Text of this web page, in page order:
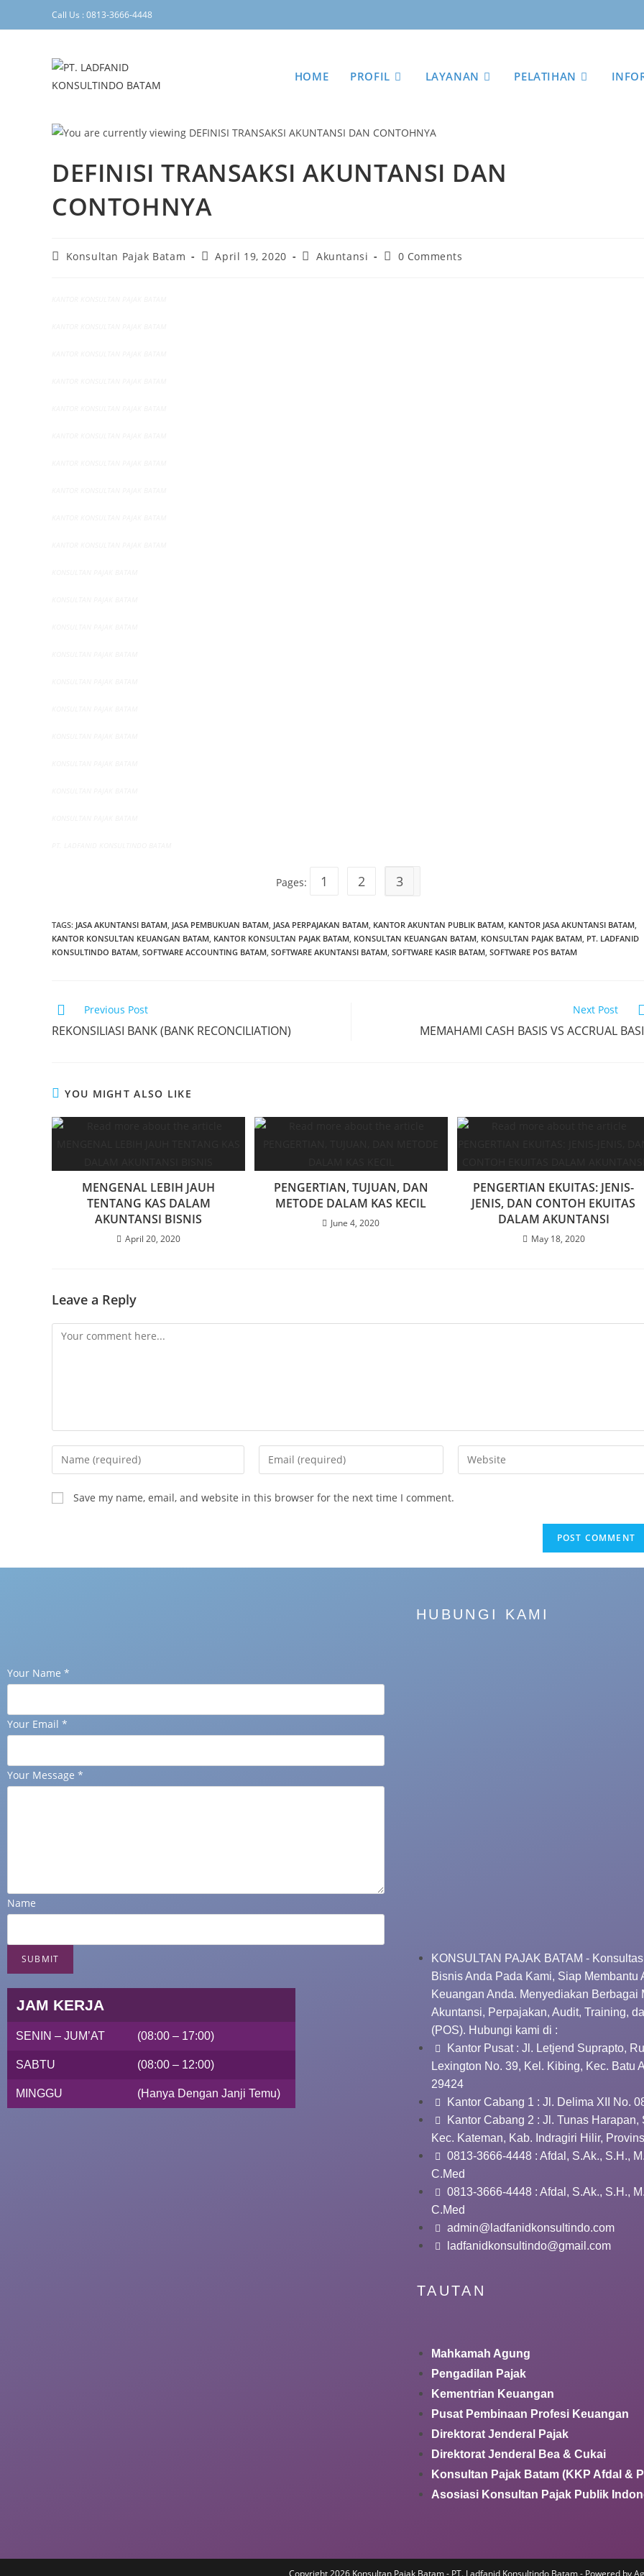
Call Us : 0813-3666-4448
HOME PROFIL LAYANAN PELATIHAN
DEFINISI TRANSAKSI AKUNTANSI DAN
CONTOHNYA
Konsultan Pajak Batam April 19, 2020 Akuntansi 0 Comments
Pages: 1 2 3
TAGS: JASA AKUNTANSI BATAM JASA PEMBUKUAN BATAM JASA PERPAJAKAN BATAM KANTOR AKUNTAN PUBLIK BATAM KANTOR JASA AKUNTANSI BATAM
KANTOR KONSULTAN KEUANGAN BATAM KANTOR KONSULTAN PAJAK BATAM KONSULTAN KEUANGAN BATAM KONSULTAN PAJAK BATAM PT. LADFANID
KONSULTINDO BATAM SOFTWARE ACCOUNTING BATAM SOFTWARE AKUNTANSI BATAM SOFTWARE KASIR BATAM SOFTWARE POS BATAM
Previous Post
REKONSILIASI BANK (BANK RECONCILIATION)
Next Post
MEMAHAMI CASH BASIS VS ACCRUAL
YOU MIGHT ALSO LIKE
MENGENAL LEBIH JAUH
TENTANG KAS DALAM
AKUNTANSI BISNIS
April 20, 2020
PENGERTIAN, TUJUAN, DAN
METODE DALAM KAS KECIL
June 4, 2020
PENGERTIAN EKUITAS: JENIS-
JENIS, DAN CONTOH EKUITAS
DALAM AKUNTANSI
May 18, 2020
Leave a Reply
Save my name, email, and website in this browser for the next time I comment.
HUBUNGI KAMI
Your Name *
Your Email *
Your Message *
Name
SUBMIT
JAM KERJA
SENIN – JUM’AT (08:00 – 17:00)
SABTU (08:00 – 12:00)
MINGGU (Hanya Dengan Janji Temu)
KONSULTAN PAJAK BATAM -
Bisnis Anda Pada Kami, Siap Membantu
Keuangan Anda. Menyediakan Berbagai
Akuntansi, Perpajakan, Audit, Training,
(POS). Hubungi kami di :
Kantor Pusat : Jl. Letjend Suprapto,
Lexington No. 39, Kel. Kibing, Kec. Batu
29424
Kantor Cabang 1 : Jl. Delima XII No.
Kantor Cabang 2 : Jl. Tunas
Kec. Kateman, Kab. Indragiri Hilir,
0813-3666-4448 : Afdal, S.Ak., S.H.,
C.Med
0813-3666-4448 : Afdal, S.Ak., S.H.,
C.Med
admin@ladfanidkonsultindo.com
ladfanidkonsultindo@gmail.com
TAUTAN
Mahkamah Agung
Pengadilan Pajak
Kementrian Keuangan
Pusat Pembinaan Profesi Keuangan
Direktorat Jenderal Pajak
Direktorat Jenderal Bea & Cukai
Konsultan Pajak Batam (KKP Afdal &
Asosiasi Konsultan Pajak Publik
Copyright 2026 Konsultan Pajak Batam - PT. Ladfanid Konsultindo Batam - Powered by